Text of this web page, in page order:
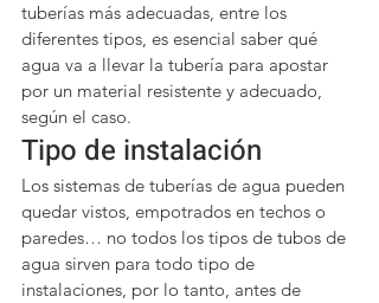
tuberías más adecuadas, entre los
diferentes tipos, es esencial saber qué
agua va a llevar la tubería para apostar
por un material resistente y adecuado,
según el caso.
Tipo de instalación
Los sistemas de tuberías de agua pueden
quedar vistos, empotrados en techos o
paredes… no todos los tipos de tubos de
agua sirven para todo tipo de
instalaciones, por lo tanto, antes de